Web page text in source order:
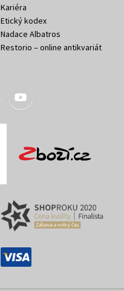
Kariéra
Etický kodex
Nadace Albatros
Restorio – online antikvariát